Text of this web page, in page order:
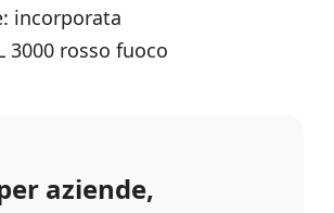
incorporata
3000 rosso fuoco
aziende,